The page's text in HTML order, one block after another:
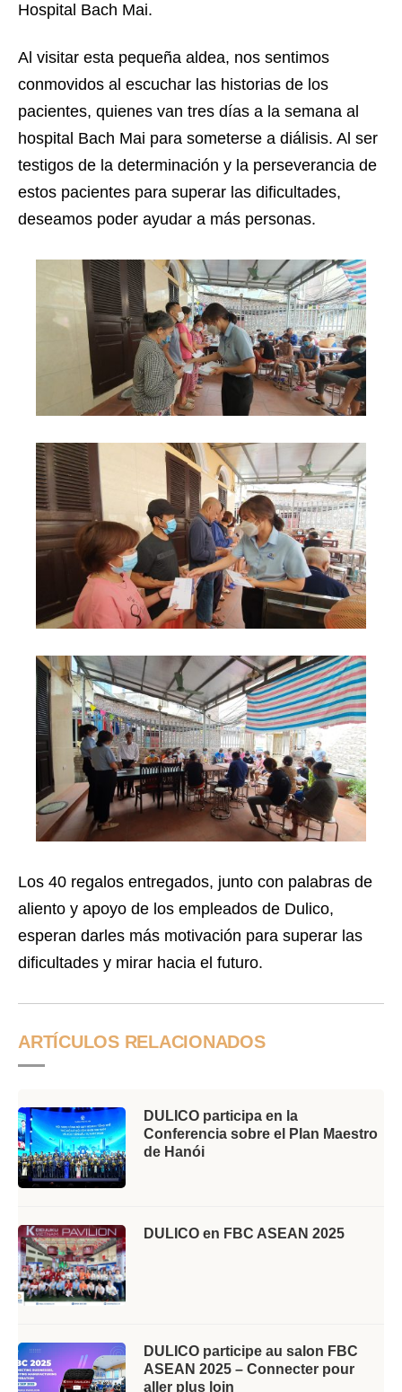
Hospital Bach Mai.
Al visitar esta pequeña aldea, nos sentimos
conmovidos al escuchar las historias de los
pacientes, quienes van tres días a la semana al
hospital Bach Mai para someterse a diálisis. Al ser
testigos de la determinación y la perseverancia de
estos pacientes para superar las dificultades,
deseamos poder ayudar a más personas.
Los 40 regalos entregados, junto con palabras de
aliento y apoyo de los empleados de Dulico,
esperan darles más motivación para superar las
dificultades y mirar hacia el futuro.
ARTÍCULOS RELACIONADOS
DULICO participa en la
Conferencia sobre el Plan Maestro
de Hanói
DULICO en FBC ASEAN 2025
DULICO participe au salon FBC
ASEAN 2025 – Connecter pour
aller plus loin